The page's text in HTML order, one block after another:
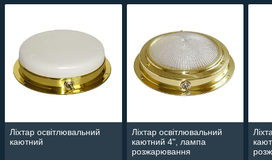
Ліхтар освітлювальний
каютний
Ліхтар освітлювальний
каютний 4", лампа
розжарювання